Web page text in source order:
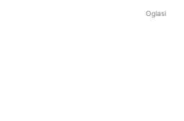
Oglasi